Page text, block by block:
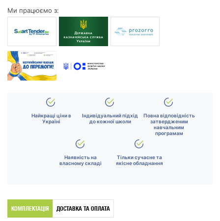
Ми працюємо з:
Найкращі ціни в
Україні
Індивідуальний підхід
до кожної школи
Повна відповідність
затвердженим
навчальним
програмам
Наявність на
власному складі
Тільки сучасне та
якісне обладнання
КОМПЛЕКТАЦІЯ ДОСТАВКА ТА ОПЛАТА